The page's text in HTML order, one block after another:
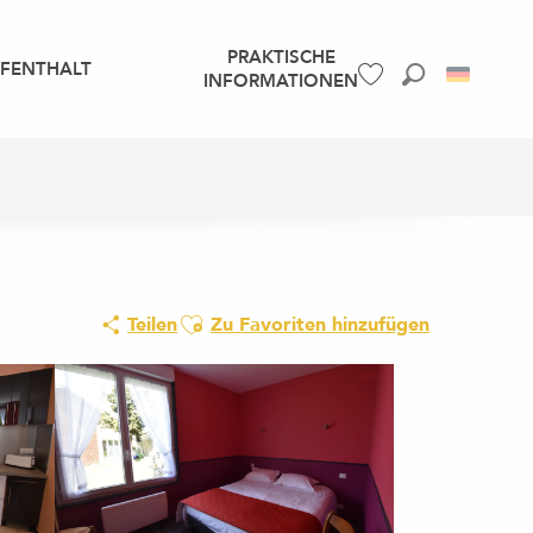
PRAKTISCHE
INFORMATIONEN
TeilenAjouter aux favoris
Zu Favoriten hinzufügen